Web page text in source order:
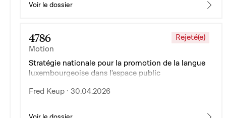
Voir le dossier
4786
Motion
Rejeté(e)
Stratégie nationale pour la promotion de la langue
luxembourgeoise dans l'espace public
Fred Keup · 30.04.2026